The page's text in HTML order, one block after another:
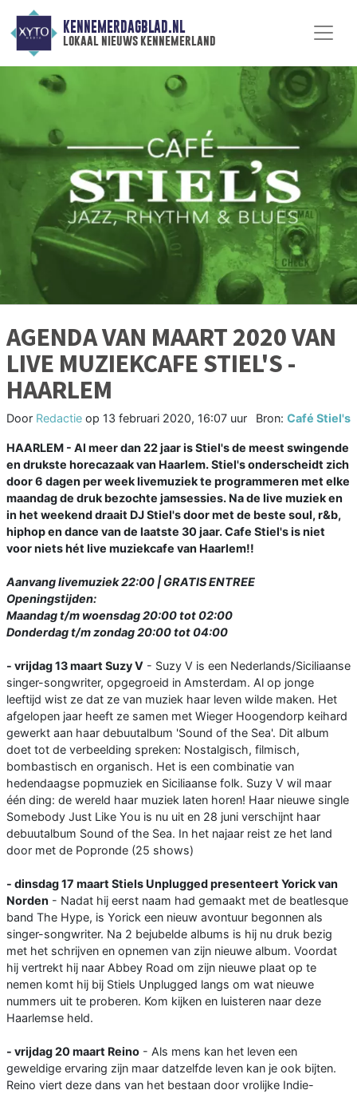
KENNEMERDAGBLAD.NL
lokaal nieuws kennemerland
AGENDA VAN MAART 2020 VAN
LIVE MUZIEKCAFE STIEL'S -
HAARLEM
Door Redactie op 13 februari 2020, 16:07 uur Bron: Café Stiel's
HAARLEM - Al meer dan 22 jaar is Stiel's de meest swingende
en drukste horecazaak van Haarlem. Stiel's onderscheidt zich
door 6 dagen per week livemuziek te programmeren met elke
maandag de druk bezochte jamsessies. Na de live muziek en
in het weekend draait DJ Stiel's door met de beste soul, r&b,
hiphop en dance van de laatste 30 jaar. Cafe Stiel's is niet
voor niets hét live muziekcafe van Haarlem!!
Aanvang livemuziek 22:00 | GRATIS ENTREE
Openingstijden:
Maandag t/m woensdag 20:00 tot 02:00
Donderdag t/m zondag 20:00 tot 04:00
- vrijdag 13 maart Suzy V - Suzy V is een Nederlands/Siciliaanse
singer-songwriter, opgegroeid in Amsterdam. Al op jonge
leeftijd wist ze dat ze van muziek haar leven wilde maken. Het
afgelopen jaar heeft ze samen met Wieger Hoogendorp keihard
gewerkt aan haar debuutalbum 'Sound of the Sea'. Dit album
doet tot de verbeelding spreken: Nostalgisch, filmisch,
bombastisch en organisch. Het is een combinatie van
hedendaagse popmuziek en Siciliaanse folk. Suzy V wil maar
één ding: de wereld haar muziek laten horen! Haar nieuwe single
Somebody Just Like You is nu uit en 28 juni verschijnt haar
debuutalbum Sound of the Sea. In het najaar reist ze het land
door met de Popronde (25 shows)
- dinsdag 17 maart Stiels Unplugged presenteert Yorick van
Norden - Nadat hij eerst naam had gemaakt met de beatlesque
band The Hype, is Yorick een nieuw avontuur begonnen als
singer-songwriter. Na 2 bejubelde albums is hij nu druk bezig
met het schrijven en opnemen van zijn nieuwe album. Voordat
hij vertrekt hij naar Abbey Road om zijn nieuwe plaat op te
nemen komt hij bij Stiels Unplugged langs om wat nieuwe
nummers uit te proberen. Kom kijken en luisteren naar deze
Haarlemse held.
- vrijdag 20 maart Reino - Als mens kan het leven een
geweldige ervaring zijn maar datzelfde leven kan je ook bijten.
Reino viert deze dans van het bestaan ​​door vrolijke Indie-